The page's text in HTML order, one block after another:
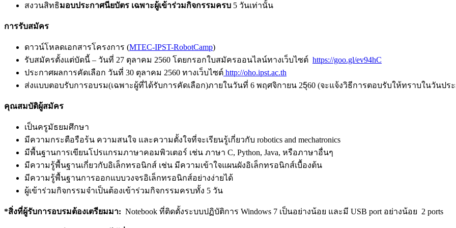
สงวนสิทธิมอบประกาศนียบัตร เฉพาะผู้เข้าร่วมกิจกรรมครบ 5 วันเท่านั้น
การรับสมัคร
ดาวน์โหลดเอกสารโครงการ (MTEC-IPST-RobotCamp)
รับสมัครตั้งแต่บัดนี้ – วันที่ 27 ตุลาคม 2560 โดยกรอกใบสมัครออนไลน์ทางเว็บไซต์ https://goo.gl/ev94hC
ประกาศผลการคัดเลือก วันที่ 30 ตุลาคม 2560 ทางเว็บไซต์ http://oho.ipst.ac.th
ส่งแบบตอบรับการอบรม(เฉพาะผู้ที่ได้รับการคัดเลือก)ภายในวันที่ 6 พฤศจิกายน 25ุ60 (จะแจ้งวิธีการตอบรับให้ทราบในวันปร
คุณสมบัติผู้สมัคร
เป็นครูมัธยมศึกษา
มีความกระตือรือร้น ความสนใจ และความตั้งใจที่จะเรียนรู้เกี่ยวกับ robotics and mechatronics
มีพื้นฐานการเขียนโปรแกรมภาษาคอมพิวเตอร์ เช่น ภาษา C, Python, Java, หรือภาษาอื่นๆ
มีความรู้พื้นฐานเกี่ยวกับอิเล็กทรอนิกส์ เช่น มีความเข้าใจแผนผังอิเล็กทรอนิกส์เบื้องต้น
มีความรู้พื้นฐานการออกแบบวงจรอิเล็กทรอนิกส์อย่างง่ายได้
ผู้เข้าร่วมกิจกรรมจำเป็นต้องเข้าร่วมกิจกรรมครบทั้ง 5 วัน
*สิ่งที่ผู้รับการอบรมต้องเตรียมมา: Notebook ที่ติดตั้งระบบปฏิบัติการ Windows 7 เป็นอย่างน้อย และมี USB port อย่างน้อย 2 ports